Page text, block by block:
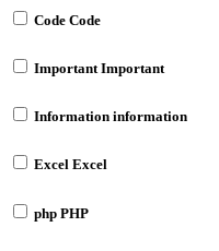
Code Code
ImportantImportant
Information information
Excel Excel
php PHP